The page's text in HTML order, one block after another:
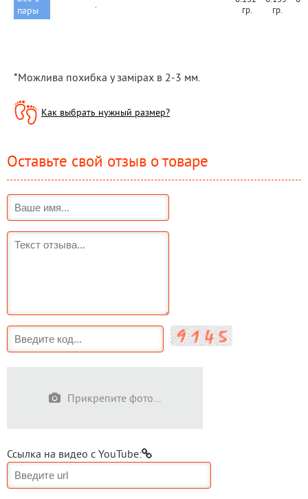
пары
гр.
гр.
*Можлива похибка у замірах в 2-3 мм.
Как выбрать нужный размер?
Оставьте свой отзыв о товаре
Прикрепите фото...
Ссылка на видео с YouTube: